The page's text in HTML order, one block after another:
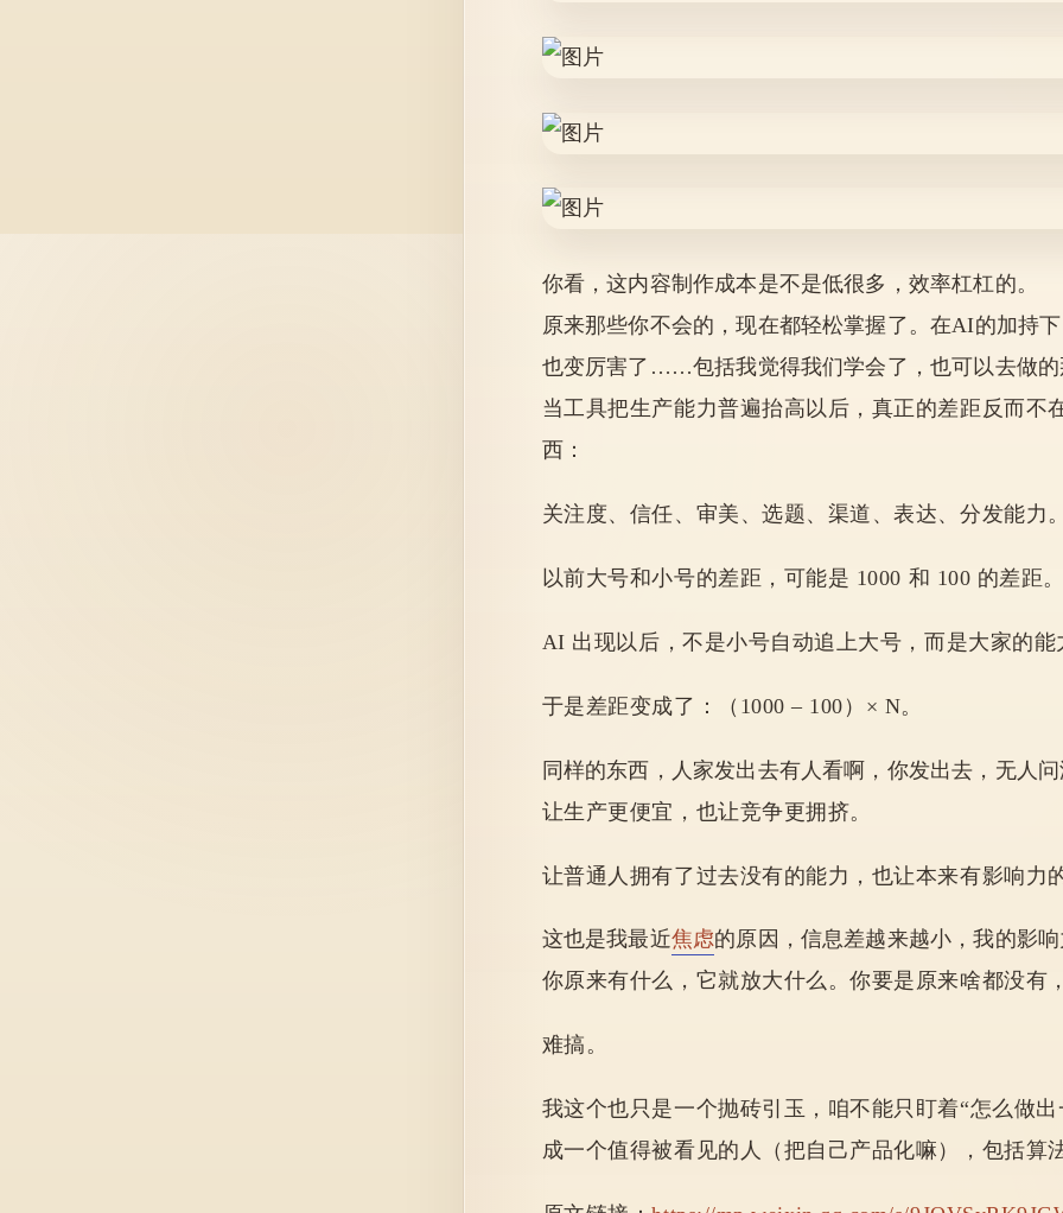
你看，这内容制作成本是不是低很多，效率杠杠的。
原来那些你不会的，现在都轻松掌握了。在AI的加持
也变厉害了……包括我觉得我们学会了，也可以去做的
当工具把生产能力普遍抬高以后，真正的差距反而不
西：
关注度、信任、审美、选题、渠道、表达、分发能力
以前大号和小号的差距，可能是 1000 和 100 的差距
AI 出现以后，不是小号自动追上大号，而是大家的
于是差距变成了：（1000 – 100）× N。
同样的东西，人家发出去有人看啊，你发出去，无人
让生产更便宜，也让竞争更拥挤。
让普通人拥有了过去没有的能力，也让本来有影响力
这也是我最近焦虑的原因，信息差越来越小，我的影
你原来有什么，它就放大什么。你要是原来啥都没有
难搞。
我这个也只是一个抛砖引玉，咱不能只盯着“怎么做
成一个值得被看见的人（把自己产品化嘛），包括算